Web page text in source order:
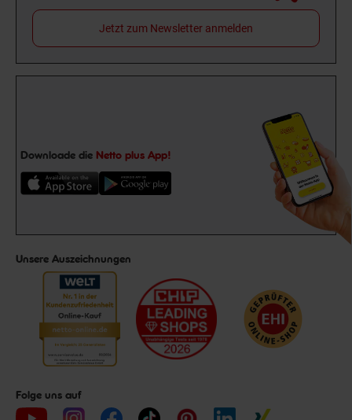
Jetzt zum Newsletter anmelden
Downloade die Netto plus App!
Unsere Auszeichnungen
Folge uns auf